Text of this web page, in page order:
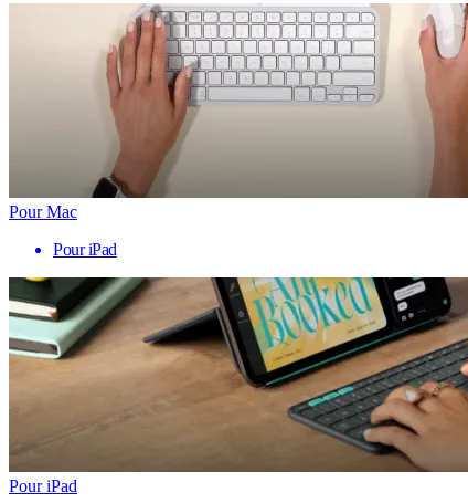
Pour Mac
Pour iPad
Pour iPad